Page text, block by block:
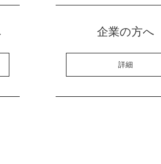
企業の方へ
詳細